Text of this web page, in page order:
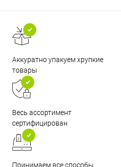
Аккуратно упакуем хрупкие
товары
Весь ассортимент
сертифицирован
Принимаем все способы